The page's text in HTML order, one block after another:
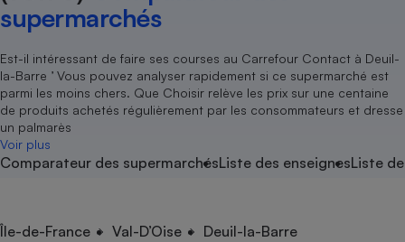
supermarchés
Est-il intéressant de faire ses courses au Carrefour Contact à Deuil-
la-Barre ’ Vous pouvez analyser rapidement si ce supermarché est
parmi les moins chers. Que Choisir relève les prix sur une centaine
de produits achetés régulièrement par les consommateurs et dresse
un palmarès
Voir plus
Comparateur des supermarchésListe des enseignesListe
Île-de-France Val-D’Oise Deuil-la-Barre
Agriculture
Produit alimentaire
Achat - Vente - Location
Carburant
Magasin - Grande surface
Marketing - Fidélisation
Air
Eau
Location
Sport
Vacances - Tourisme
électrique
Senior
Service marchand
Guides d'achat
Conseils
Brèves
Soumettre un litige
Lettres types
Rencontrer une association locale
Nos grandes victoires
Les billets de la présidente
Nos associations locales
Nous rejoindre
En savoir plus sur Que Choisir Ensemble
?
Notre méthodologie
Notre financement
Nos partenaires
Nous rejoindre